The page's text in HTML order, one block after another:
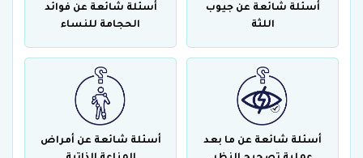
أسئلة شائعة عن جيوب
اللثة
أسئلة شائعة عن فوائد
الحجامة للنساء
أسئلة شائعة عن ما بعد
أسئلة شائعة عن أمراض